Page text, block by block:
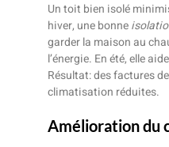
Un toit bien isolé
hiver, une bonne
garder la maison au
l’énergie. En été, elle
Résultat: des factures
climatisation réduites.
Amélioration du